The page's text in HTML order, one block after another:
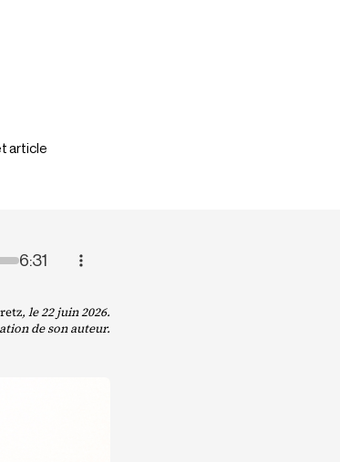
article
6:31
, le 22 juin 2026.
de son auteur.